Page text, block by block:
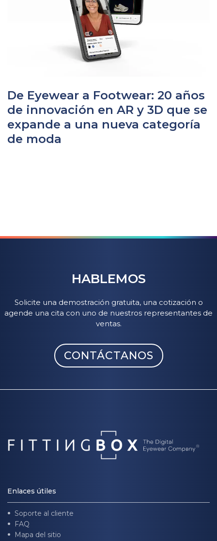
De Eyewear a Footwear: 20 años
de innovación en AR y 3D que se
expande a una nueva categoría
de moda
HABLEMOS
Solicite una demostración gratuita, una cotización o
agende una cita con uno de nuestros representantes de
ventas.
CONTÁCTANOS
Enlaces útiles
Soporte al cliente
FAQ
Mapa del sitio